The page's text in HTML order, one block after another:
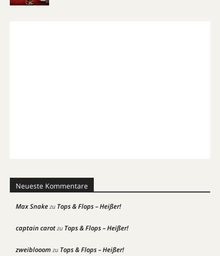
Neueste Kommentare
Max Snakezu Tops & Flops – Heißer!
captain carotzu Tops & Flops – Heißer!
zweiblooom zu Tops & Flops – Heißer!